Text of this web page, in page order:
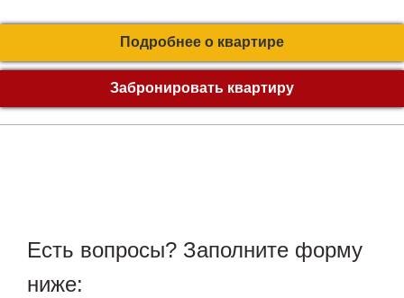
Подробнее о квартире
Забронировать квартиру
Есть вопросы? Заполните форму
ниже: